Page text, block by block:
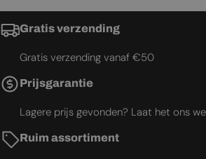
Gratis verzending
Gratis verzending vanaf €50
Prijsgarantie
Lagere prijs gevonden? Laat het ons
Ruim assortiment